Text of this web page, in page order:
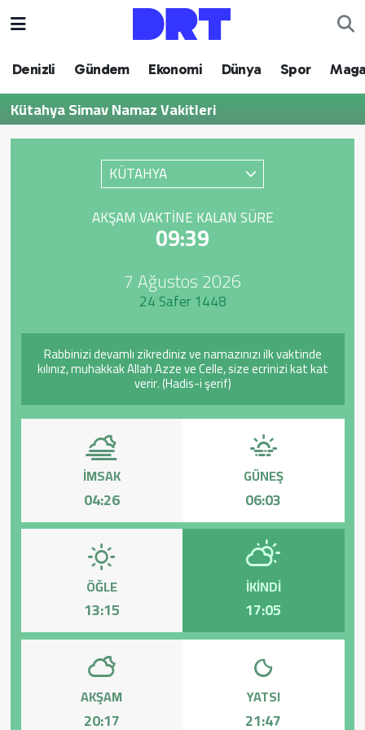
Denizli Gündem Ekonomi Dünya Spor
Kütahya Simav Namaz Vakitleri
KÜTAHYA
AKŞAM VAKTINE KALAN SÜRE
09:39
7 Ağustos 2026
24 Safer 1448
Rabbinizi devamlı zikrediniz ve namazınızı ilk vaktinde
kılınız, muhakkak Allah Azze ve Celle, size ecrinizi kat kat
verir. (Hadis-i şerif)
İMSAK
04:26
GÜNEŞ
06:03
ÖĞLE
13:15
İKINDI
17:05
AKŞAM
20:17
YATSI
21:47
Denizli
Gündem
Ekonomi
Yaşam
Yazarlar
Resmi İlan
Resmi Reklam
Hava Durumu
Trafik Durumu
Puan Durumu ve Fikstür
Tüm Manşetler
Son Dakika Haberleri